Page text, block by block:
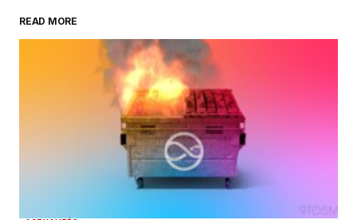
Your Name
Your E-mail
Enregistrer mon nom, mon e-mail et mon
site dans le navigateur pour mon prochain
commentaire.
SUBMIT COMMENT
READ MORE